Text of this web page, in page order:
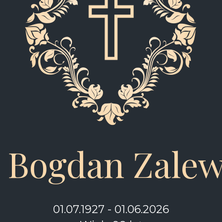
Bogdan
01.07.1927 - 01.06.2026